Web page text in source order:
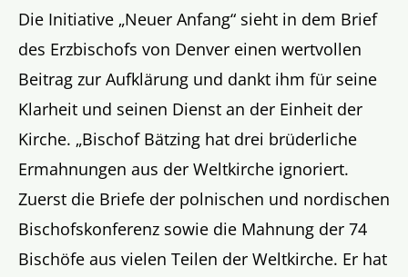
Die Initiative „Neuer Anfang“ sieht in dem Brief
des Erzbischofs von Denver einen wertvollen
Beitrag zur Aufklärung und dankt ihm für seine
Klarheit und seinen Dienst an der Einheit der
Kirche. „Bischof Bätzing hat drei brüderliche
Ermahnungen aus der Weltkirche ignoriert.
Zuerst die Briefe der polnischen und nordischen
Bischofskonferenz sowie die Mahnung der 74
Bischöfe aus vielen Teilen der Weltkirche. Er hat